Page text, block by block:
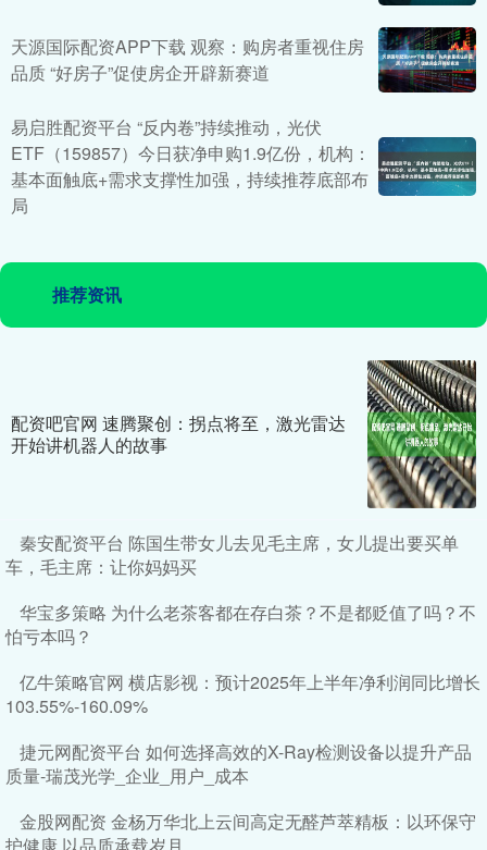
天源国际配资APP下载 观察：购房者重视住房
品质 “好房子”促使房企开辟新赛道
易启胜配资平台 “反内卷”持续推动，光伏
ETF（159857）今日获净申购1.9亿份，机构：
基本面触底+需求支撑性加强，持续推荐底部布
局
推荐资讯
配资吧官网 速腾聚创：拐点将至，激光雷达
开始讲机器人的故事
秦安配资平台 陈国生带女儿去见毛主席，女儿提出要买单
车，毛主席：让你妈妈买
华宝多策略 为什么老茶客都在存白茶？不是都贬值了吗？不
怕亏本吗？
亿牛策略官网 横店影视：预计2025年上半年净利润同比增长
103.55%-160.09%
捷元网配资平台 如何选择高效的X-Ray检测设备以提升产品
质量-瑞茂光学_企业_用户_成本
金股网配资 金杨万华北上云间高定无醛芦萃精板：以环保守